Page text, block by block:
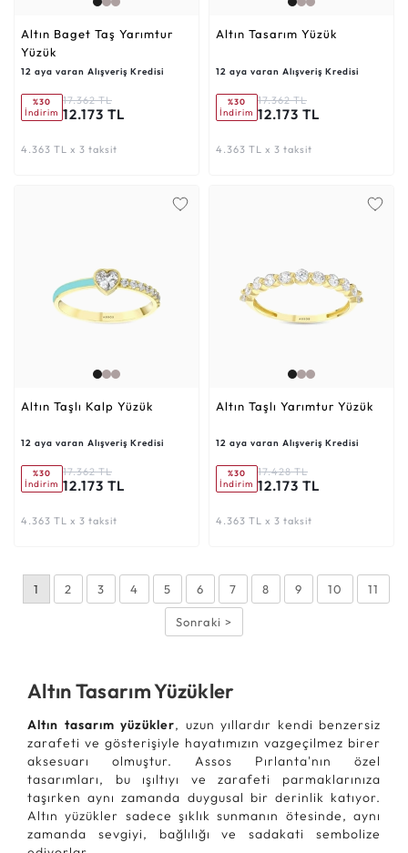
Altın Baget Taş Yarımtur
Yüzük
12 aya varan Alışveriş Kredisi
%30
İndirim
17.362 TL
12.173 TL
4.363 TL x 3 taksit
Altın Tasarım Yüzük
12 aya varan Alışveriş Kredisi
%30
İndirim
17.362 TL
12.173 TL
4.363 TL x 3 taksit
Altın Taşlı Kalp Yüzük
12 aya varan Alışveriş Kredisi
%30
İndirim
17.362 TL
12.173 TL
4.363 TL x 3 taksit
Altın Taşlı Yarımtur Yüzük
12 aya varan Alışveriş Kredisi
%30
İndirim
17.428 TL
12.173 TL
4.363 TL x 3 taksit
1 2 3 4 5 6 7 8 9 10 11
Sonraki >
Altın Tasarım Yüzükler
Altın tasarım yüzükler, uzun yıllardır kendi benzersiz
zarafeti ve gösterişiyle hayatımızın vazgeçilmez birer
aksesuarı olmuştur. Assos Pırlanta'nın özel
tasarımları, bu ışıltıyı ve zarafeti parmaklarınıza
taşırken aynı zamanda duygusal bir derinlik katıyor.
Altın yüzükler sadece şıklık sunmanın ötesinde, aynı
zamanda sevgiyi, bağlılığı ve sadakati sembolize